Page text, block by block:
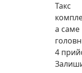
Такс
а саме
4